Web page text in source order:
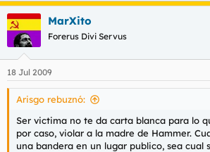
MarXito
Forerus Divi Servus
18 Jul 2009
Arisgo rebuznó:
Ser victima no te da carta blanca para lo
por caso, violar a la madre de Hammer.
una bandera en un lugar publico, sea cual